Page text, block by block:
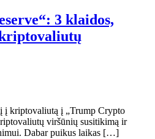
3 klaidos,
į kriptovaliutą į „Trump Crypto
viršūnių susitikimą ir
Dabar puikus laikas […]